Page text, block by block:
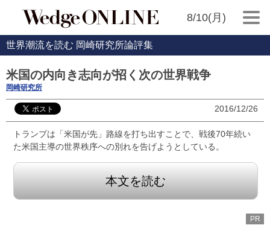
8/10(月)
世界潮流を読む 岡崎研究所論評集
米国の内向き志向が招く次の世界戦争
岡崎研究所
2016/12/26
トランプは「米国が先」路線を打ち出すことで、戦後70年続い
た米国主導の世界秩序への別れを告げようとしている。
本文を読む
PR